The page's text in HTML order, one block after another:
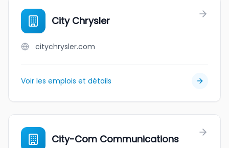
City Chrysler
citychrysler.com
Voir les emplois et détails
City-Com Communications